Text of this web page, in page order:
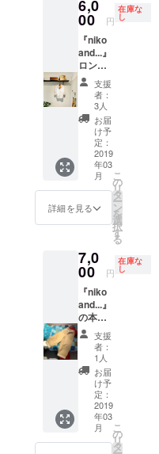
交通費/
宿泊費
等はご
自身で
のご負
担とな
りま
す。ご
了承く
ださ
い。
ユー
ザー
の“着た
い”にこ
たえる
デニム
パンツ
です！
後ろパ
ンツを
伸縮性
のある
素材に
替え、
深い股
上に
し、長
も安心
なんで
すよ。
そし
て、
ウェス
トが下
がりに
くくな
る工夫
も！ 後
ろパン
ツのポ
ケット
は、"前
"に移動
車椅子
ユー
ザー
の“着た
い”にこ
たえる
デニム
パンツ
です！
(消費
税・送
料込み)
サイ
ズ：Sま
たはM
からお
選びい
ズが不
安な方
は、
メッ
セージ
にてお
問い合
わせく
ださ
い。 後
ろパン
ツを伸
縮性の
ある素
材に替
え、深
6,0
00 円
在庫な
し
『niko
and...』
ロング
セラー
のレ
ギュ
ラー
シャツ
をリデ
ザイ
ン デ
コルテ
の視線
もへっ
ちゃ
ら。”N
worries
デコル
テシャ
ツ”
(消費
税・送
料込み)
サイ
ズ：
M ※サ
イズが
不安な
方は、
メッ
セージ
にてお
支援
者：
3人
お届
け予
定：
2019
年03
月
詳細を見る
こ
の
リ
タ
ー
ン
を
選
択
す
る
7,0
00 円
在庫な
し
『niko
and...』
の本格
ミリタ
リー
WORK
からデ
ザイン
を用い
た少し
太く
ゆった
り目な
支援
者：
1人
お届
け予
定：
2019
年03
月
こ
の
リ
タ